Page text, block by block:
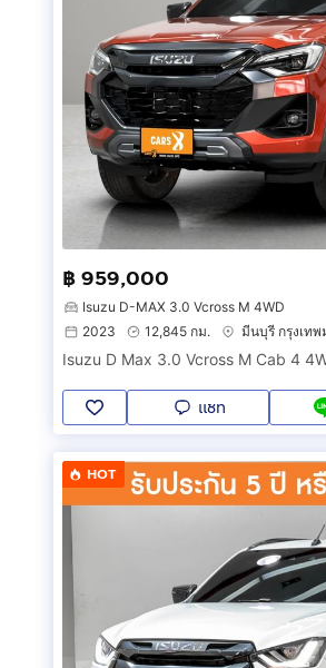
➲ ออกรถที่ CARSX ออกได้ง่าย เพี
➲ จองออนไลน์ ปลอดภัย 100%
➲ มีสถาบันการเงินรองรับกว่า 20
➲ ทุกอาชีพ ออกรถได้
➲ มีการตรวจเช็คกว่า 210 ก่อนส่ง
➲ เปลี่ยนถ่ายน้ำมันเครื่องฟรีก่อนรั
➲ เช็คสภาพรถยนตน์จากศูนย์ที่ได้ม
➲ เลขาส่วนตัวผ่าน call center
➲ รถยก ฉุกเฉิน ทั่วประเทศ 24 ชม
➲ มีรถใช้ระหว่างซ่อมหรือจะเลือก
➲ ไฟแนนซ์ไม่ผ่าน ยินดีคืนเงินทุก
➲ ยินดีต้อนรับลูกค้าต่างจังหวัด ทั่ว
➲ บริการจัดส่งรถถึงหน้าบ้านลูกค้
โทร:กดเพื่อดูเบอร์โทร xxxxxx721
LINE ID: @carsxusedcar (มี@ข้
*เงื่อนไขเป็นไปตามที่บริษัทและสถ
*ราคาดังกล่าวยังไม่รวมค่า vat 7%
#CARSX #CARSXระยอง#คาร์สเ
#ฟรีดาวน์ #รถ #รถยนต์ #รถยนต์
฿ 959,000
Isuzu D-MAX 3.0 Vcross M 4WD
2023
12,845 กม. มีนบุรี กรุงเท
Isuzu D Max 3.0 Vcross M Cab 4
แชท
HOT